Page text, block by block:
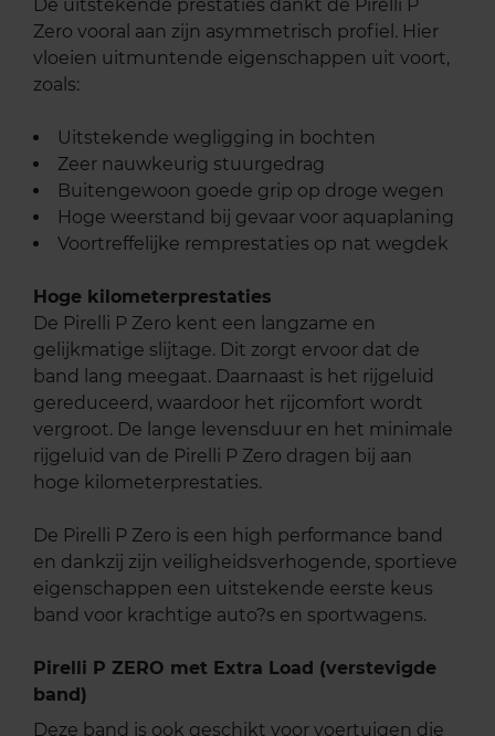
De uitstekende prestaties dankt de Pirelli P
Zero vooral aan zijn asymmetrisch profiel. Hier
vloeien uitmuntende eigenschappen uit voort,
zoals:
Uitstekende wegligging in bochten
Zeer nauwkeurig stuurgedrag
Buitengewoon goede grip op droge wegen
Hoge weerstand bij gevaar voor aquaplaning
Voortreffelijke remprestaties op nat wegdek
Hoge kilometerprestaties
De Pirelli P Zero kent een langzame en
gelijkmatige slijtage. Dit zorgt ervoor dat de
band lang meegaat. Daarnaast is het rijgeluid
gereduceerd, waardoor het rijcomfort wordt
vergroot. De lange levensduur en het minimale
rijgeluid van de Pirelli P Zero dragen bij aan
hoge kilometerprestaties.
De Pirelli P Zero is een high performance band
en dankzij zijn veiligheidsverhogende, sportieve
eigenschappen een uitstekende eerste keus
band voor krachtige auto?s en sportwagens.
Pirelli P ZERO met Extra Load (verstevigde
band)
Deze band is ook geschikt voor voertuigen die